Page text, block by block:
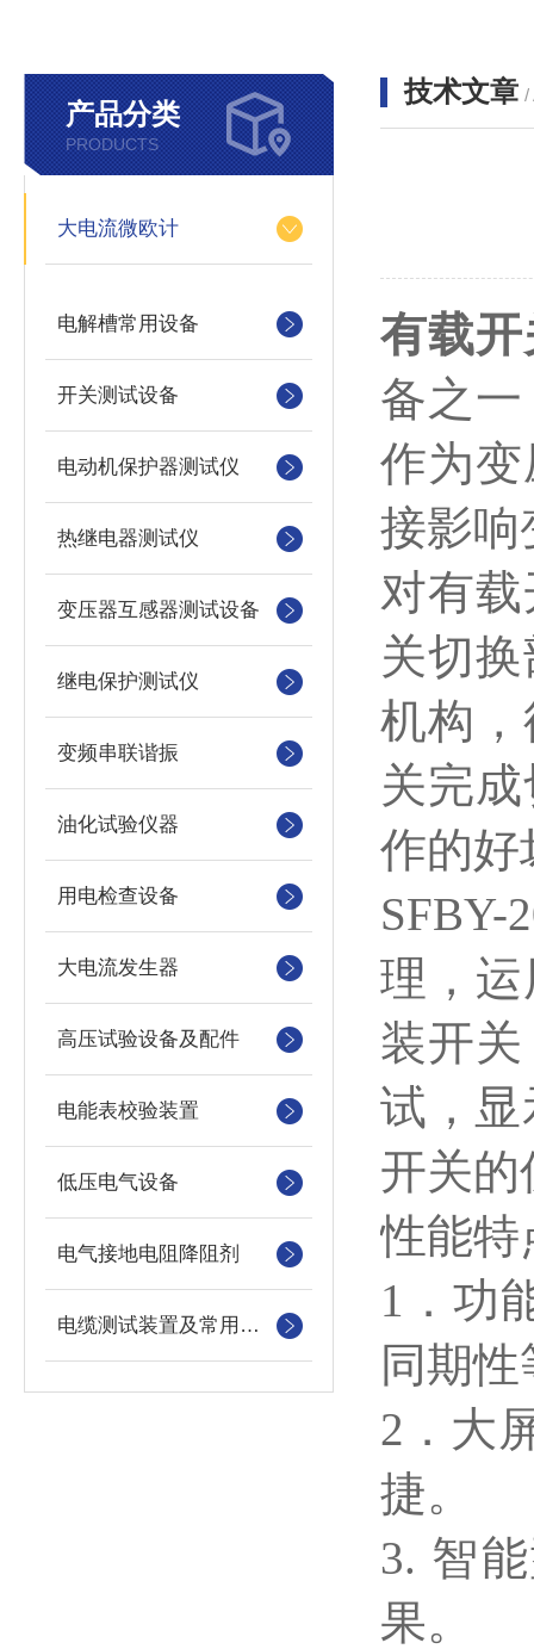
产品分类
PRODUCTS
大电流微欧计
电解槽常用设备
开关测试设备
电动机保护器测试仪
热继电器测试仪
变压器互感器测试设备
继电保护测试仪
变频串联谐振
油化试验仪器
用电检查设备
大电流发生器
高压试验设备及配件
电能表校验装置
低压电气设备
电气接地电阻降阻剂
电缆测试装置及常用仪器仪表
技术文章 /
有载
备之
作为
接影响
对有
关切
机构
关完
作的好
SFBY-
理，
装开
试，
开关的
性能特
1．功
同期
2．大
捷。
3. 智
果。